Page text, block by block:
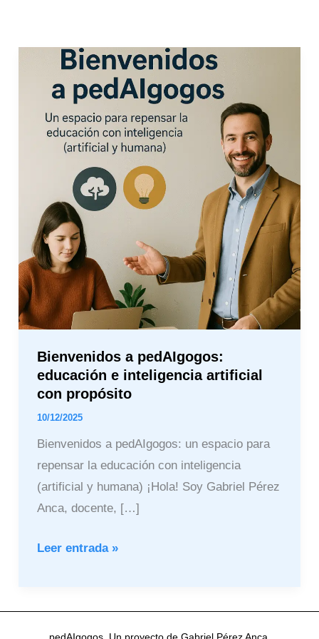
Bienvenidos a pedAIgogos:
educación e inteligencia artificial
con propósito
10/12/2025
Bienvenidos a pedAIgogos: un espacio para
repensar la educación con inteligencia
(artificial y humana) ¡Hola! Soy Gabriel Pérez
Anca, docente, […]
Bienvenidos
pedAIgogos:
educación
inteligencia
artificial
con
propósito
Leer entrada »